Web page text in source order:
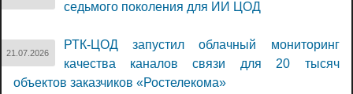
седьмого поколения для ИИ ЦОД
21.07.2026
РТК-ЦОД запустил облачный мониторинг
качества каналов связи для 20 тысяч
объектов заказчиков «Ростелекома»